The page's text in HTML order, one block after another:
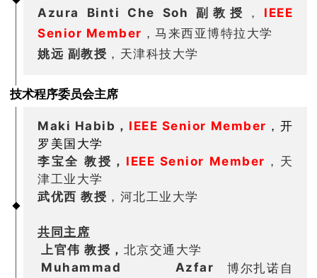
Azura Binti Che Soh 副教授
， IEEE
Senior Member ，马来西亚博特拉大学
姚远 副教授 ，天津科技大学
技术程序委员会主席
Maki Habib， IEEE Senior Member ，开
罗美国大学
李宝全 教授， IEEE Senior Member ，天
津工业大学
武优西 教授 ，河北工业大学
共同主席
上官伟 教授 ， 北京交通大学
Muhammad Azfar
博尔扎诺自